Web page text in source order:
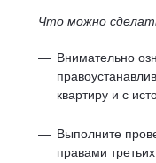
Что можно
Внимательно
квартиру и с
Выполните
правами